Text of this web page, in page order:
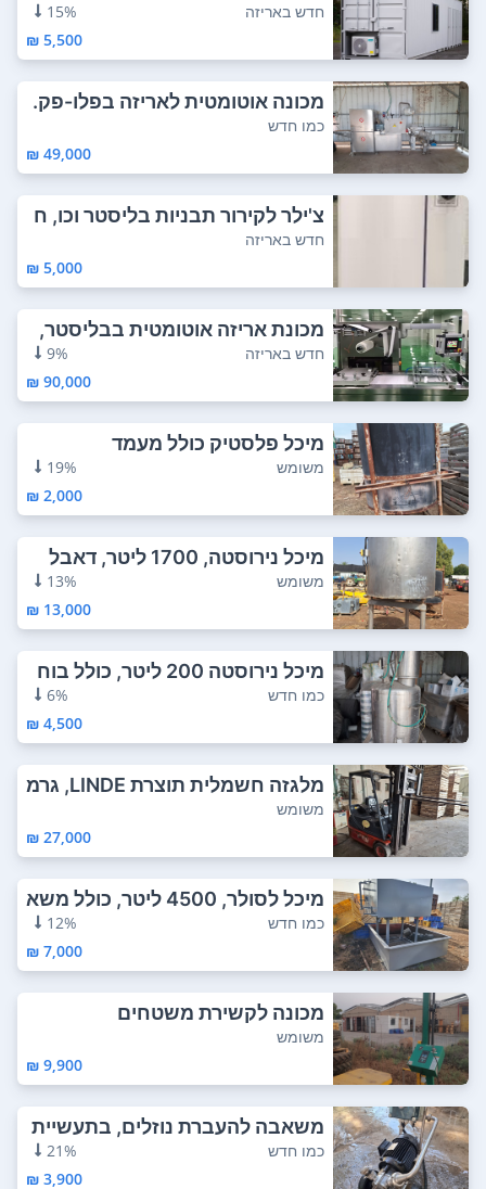
חדש באריזה
15%
5,500 ₪
מכונה אוטומטית לאריזה בפלו-פק.
תוצרת איט...
כמו חדש
49,000 ₪
צ'ילר לקירור תבניות בליסטר וכו, ח
דש בארי...
חדש באריזה
5,000 ₪
מכונת אריזה אוטומטית בבליסטר,
חדשה לחלוט...
חדש באריזה
9%
90,000 ₪
מיכל פלסטיק כולל מעמד
משומש
19%
2,000 ₪
מיכל נירוסטה, 1700 ליטר, דאבל
ג'אקט, כול...
משומש
13%
13,000 ₪
מיכל נירוסטה 200 ליטר, כולל בוח
ש חשמלי ו...
כמו חדש
6%
4,500 ₪
מלגזה חשמלית תוצרת LINDE, גרמ
ניה. דגם E1...
משומש
27,000 ₪
מיכל לסולר, 4500 ליטר, כולל משא
בה וצינור...
כמו חדש
12%
7,000 ₪
מכונה לקשירת משטחים
משומש
9,900 ₪
משאבה להעברת נוזלים, בתעשיית
המזון (יין,...
כמו חדש
21%
3,900 ₪